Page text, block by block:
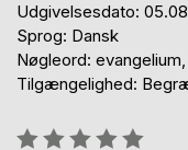
Udgivelsesdato:
Sprog: Dansk
Nøgleord:
Tilgængelighed:
Anmeldelse::